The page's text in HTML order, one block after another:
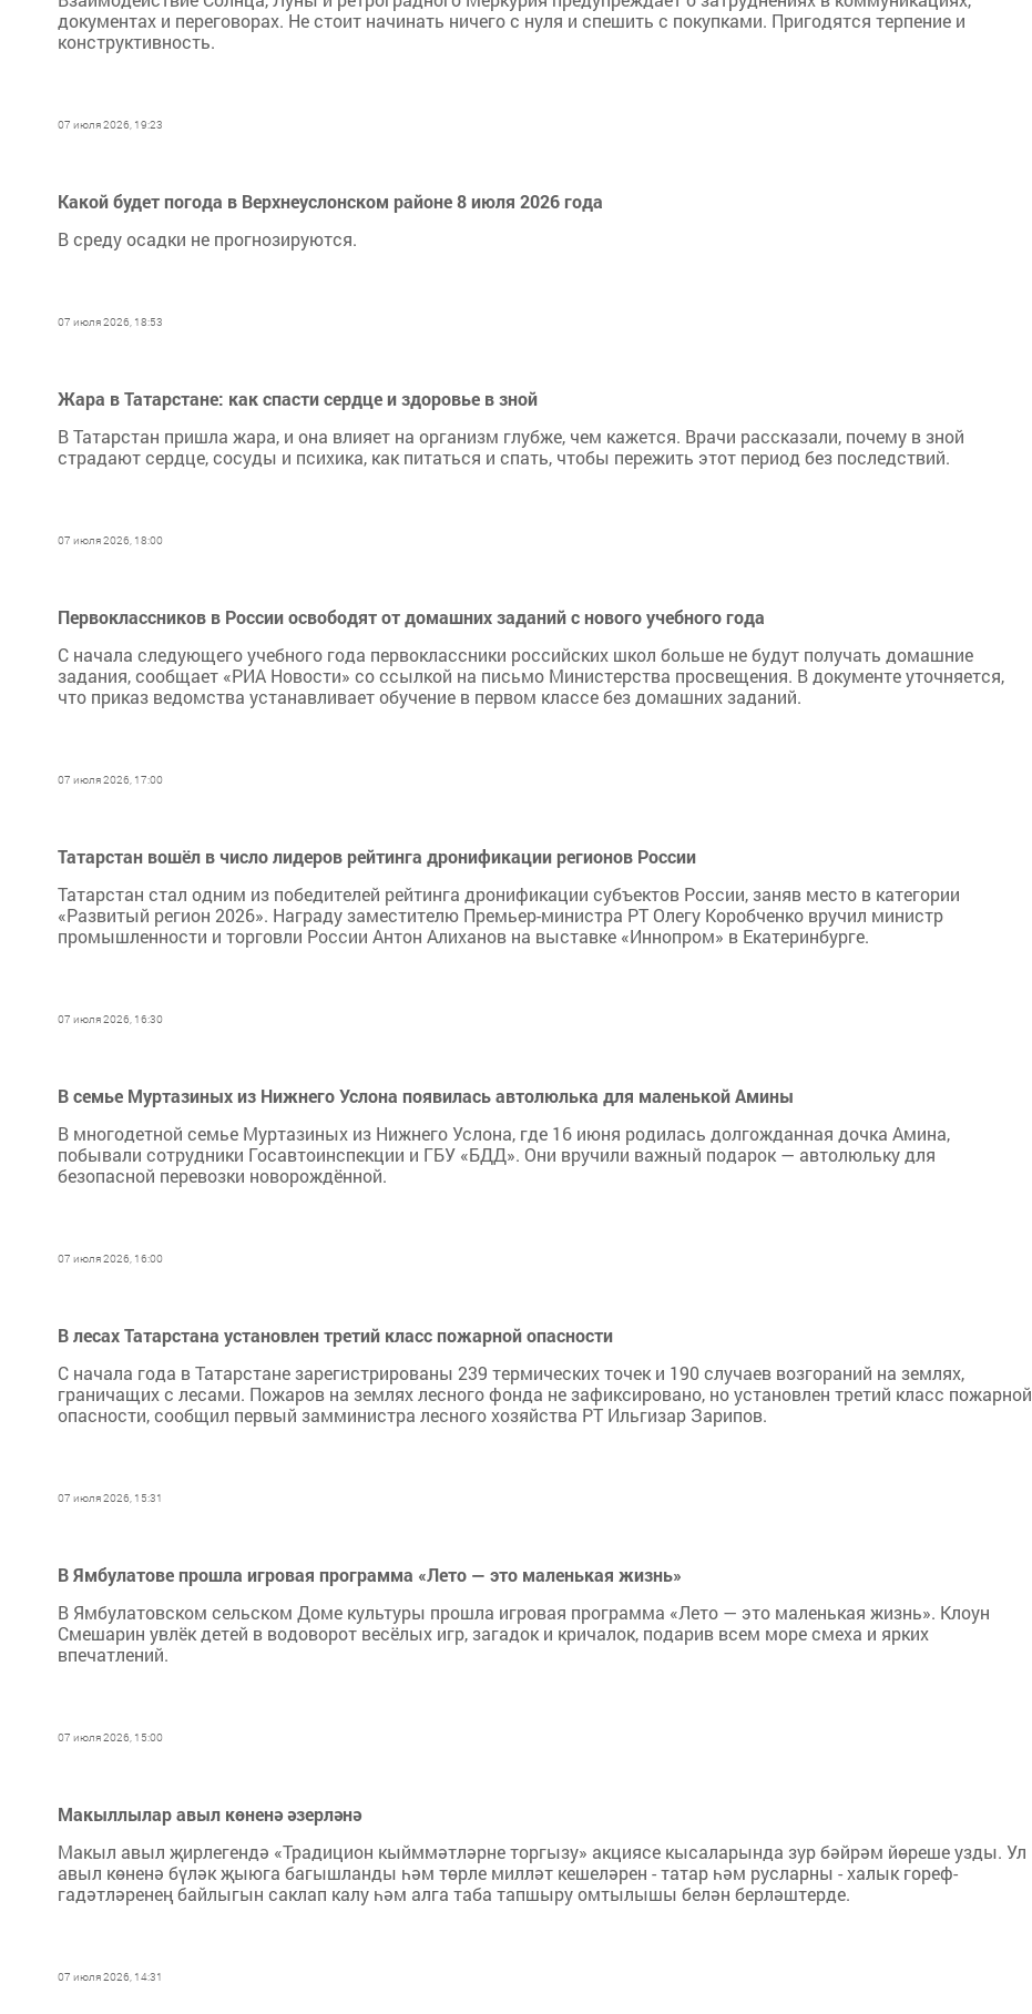
документах и переговорах. Не стоит начинать ничего с нуля и спешить с покупками. Пригодятся терпение и
конструктивность.
07 июля 2026, 19:23
Какой будет погода в Верхнеуслонском районе 8 июля 2026 года
В среду осадки не прогнозируются.
07 июля 2026, 18:53
Жара в Татарстане: как спасти сердце и здоровье в зной
В Татарстан пришла жара, и она влияет на организм глубже, чем кажется. Врачи рассказали, почему в зной
страдают сердце, сосуды и психика, как питаться и спать, чтобы пережить этот период без последствий.
07 июля 2026, 18:00
Первоклассников в России освободят от домашних заданий с нового учебного года
С начала следующего учебного года первоклассники российских школ больше не будут получать домашние
задания, сообщает «РИА Новости» со ссылкой на письмо Министерства просвещения. В документе уточняется,
что приказ ведомства устанавливает обучение в первом классе без домашних заданий.
07 июля 2026, 17:00
Татарстан вошёл в число лидеров рейтинга дронификации регионов России
Татарстан стал одним из победителей рейтинга дронификации субъектов России, заняв место в категории
«Развитый регион 2026». Награду заместителю Премьер-министра РТ Олегу Коробченко вручил министр
промышленности и торговли России Антон Алиханов на выставке «Иннопром» в Екатеринбурге.
07 июля 2026, 16:30
В семье Муртазиных из Нижнего Услона появилась автолюлька для маленькой Амины
В многодетной семье Муртазиных из Нижнего Услона, где 16 июня родилась долгожданная дочка Амина,
побывали сотрудники Госавтоинспекции и ГБУ «БДД». Они вручили важный подарок — автолюльку для
безопасной перевозки новорождённой.
07 июля 2026, 16:00
В лесах Татарстана установлен третий класс пожарной опасности
С начала года в Татарстане зарегистрированы 239 термических точек и 190 случаев возгораний на землях,
граничащих с лесами. Пожаров на землях лесного фонда не зафиксировано, но установлен третий класс пожарной
опасности, сообщил первый замминистра лесного хозяйства РТ Ильгизар Зарипов.
07 июля 2026, 15:31
В Ямбулатове прошла игровая программа «Лето — это маленькая жизнь»
В Ямбулатовском сельском Доме культуры прошла игровая программа «Лето — это маленькая жизнь». Клоун
Смешарин увлёк детей в водоворот весёлых игр, загадок и кричалок, подарив всем море смеха и ярких
впечатлений.
07 июля 2026, 15:00
Макыллылар авыл көненә әзерләнә
Макыл авыл җирлегендә «Традицион кыйммәтләрне торгызу» акциясе кысаларында зур бәйрәм йөреше узды. Ул
авыл көненә бүләк җыюга багышланды һәм төрле милләт кешеләрен - татар һәм русларны - халык гореф-
гадәтләренең байлыгын саклап калу һәм алга таба тапшыру омтылышы белән берләштерде.
07 июля 2026, 14:31